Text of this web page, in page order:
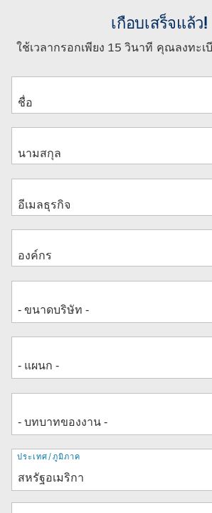
เกือบเสร็จแล้ว!
ใช้เวลากรอกเพียง 15 วินาที คุณลงทะเ
ที่
อยู่
ประเทศ/ภูมิภาค